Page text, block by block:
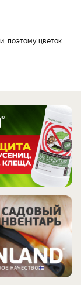
поэтому цветок